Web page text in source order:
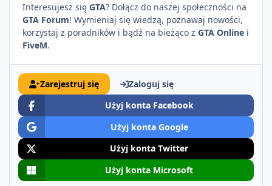
Interesujesz się GTA? Dołącz do naszej społeczności na
GTA Forum! Wymieniaj się wiedzą, poznawaj nowości,
korzystaj z poradników i bądź na bieżąco z GTA Online i
FiveM.
Zarejestruj się
Zaloguj się
Użyj konta Facebook
Użyj konta Google
Użyj konta Twitter
Użyj konta Microsoft